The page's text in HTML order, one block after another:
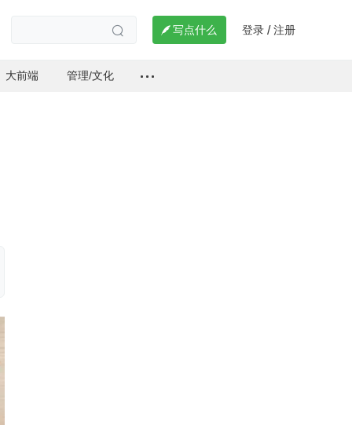
  写点什么 登录 / 注册
大前端 管理/文化